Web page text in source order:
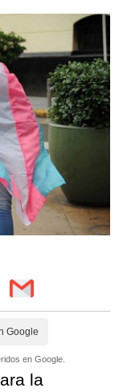
Google
en Google.
la